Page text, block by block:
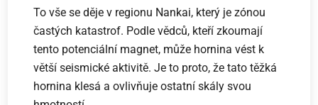
To vše se děje v regionu Nankai, který je zónou
častých katastrof. Podle vědců, kteří zkoumají
tento potenciální magnet, může hornina vést k
větší seismické aktivitě. Je to proto, že tato těžká
hornina klesá a ovlivňuje ostatní skály svou